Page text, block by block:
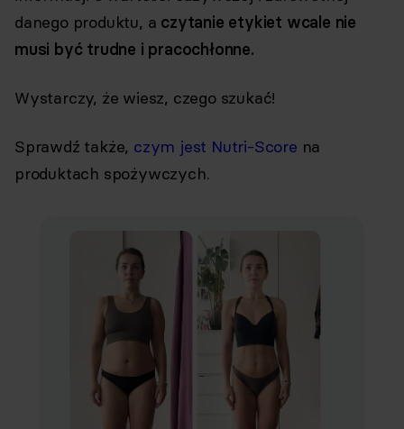
danego produktu, a czytanie etykiet wcale nie
musi być trudne i pracochłonne.
Wystarczy, że wiesz, czego szukać!
Sprawdź także, czym jest Nutri-Score na
produktach spożywczych.